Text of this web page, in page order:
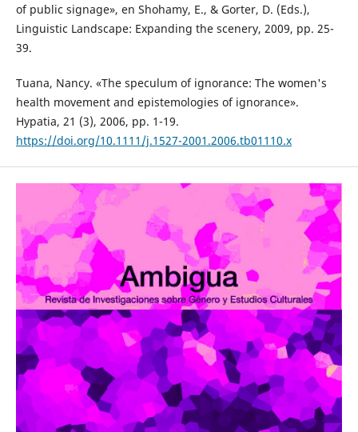
of public signage», en Shohamy, E., & Gorter, D. (Eds.),
Linguistic Landscape: Expanding the scenery, 2009, pp. 25-
39.
Tuana, Nancy. «The speculum of ignorance: The women's
health movement and epistemologies of ignorance».
Hypatia, 21 (3), 2006, pp. 1-19.
https://doi.org/10.1111/j.1527-2001.2006.tb01110.x